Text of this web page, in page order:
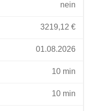
nein
3219,12 €
01.08.2026
10 min
10 min